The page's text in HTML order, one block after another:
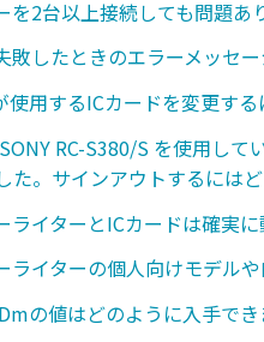
を2台以上接続しても問題あ
敗したときのエラーメッセ
使用するICカードを変更す
RC-S380/S を使用し
た。サインアウトするには
ライターとICカードは確実
ライターの個人向けモデル
の値はどのように入手でき